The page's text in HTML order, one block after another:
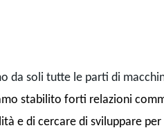
da soli tutte le parti di
stabilito forti relazioni
e di cercare di sviluppare